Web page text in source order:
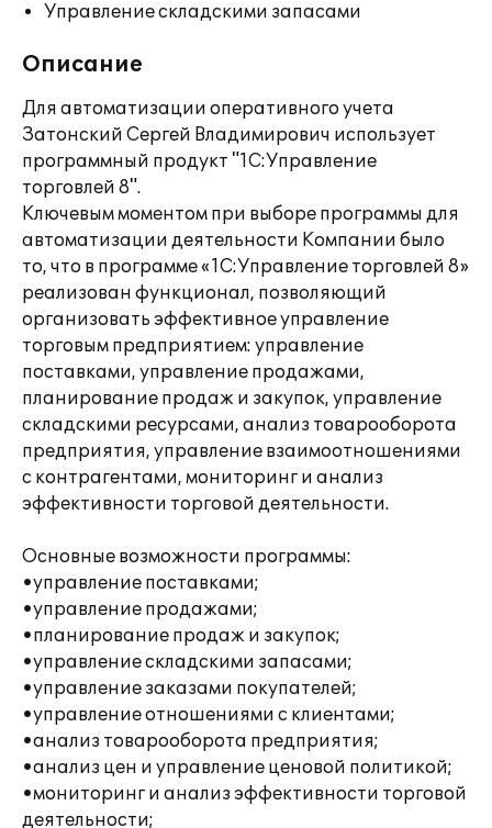
Управление складскими запасами
Описание
Для автоматизации оперативного учета
Затонский Сергей Владимирович использует
программный продукт "1С:Управление
торговлей 8".
Ключевым моментом при выборе программы для
автоматизации деятельности Компании было
то, что в программе «1С:Управление торговлей 8»
реализован функционал, позволяющий
организовать эффективное управление
торговым предприятием: управление
поставками, управление продажами,
планирование продаж и закупок, управление
складскими ресурсами, анализ товарооборота
предприятия, управление взаимоотношениями
с контрагентами, мониторинг и анализ
эффективности торговой деятельности.
Основные возможности программы:
•управление поставками;
•управление продажами;
•планирование продаж и закупок;
•управление складскими запасами;
•управление заказами покупателей;
•управление отношениями с клиентами;
•анализ товарооборота предприятия;
•анализ цен и управление ценовой политикой;
•мониторинг и анализ эффективности торговой
деятельности;